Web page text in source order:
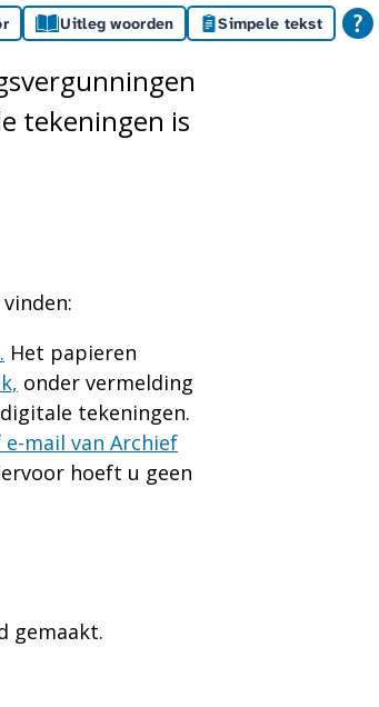
Uitleg woorden Simpele tekst
tekeningen is
Het papieren
onder vermelding
tekeningen.
mail van Archief
hoeft u geen
gemaakt.